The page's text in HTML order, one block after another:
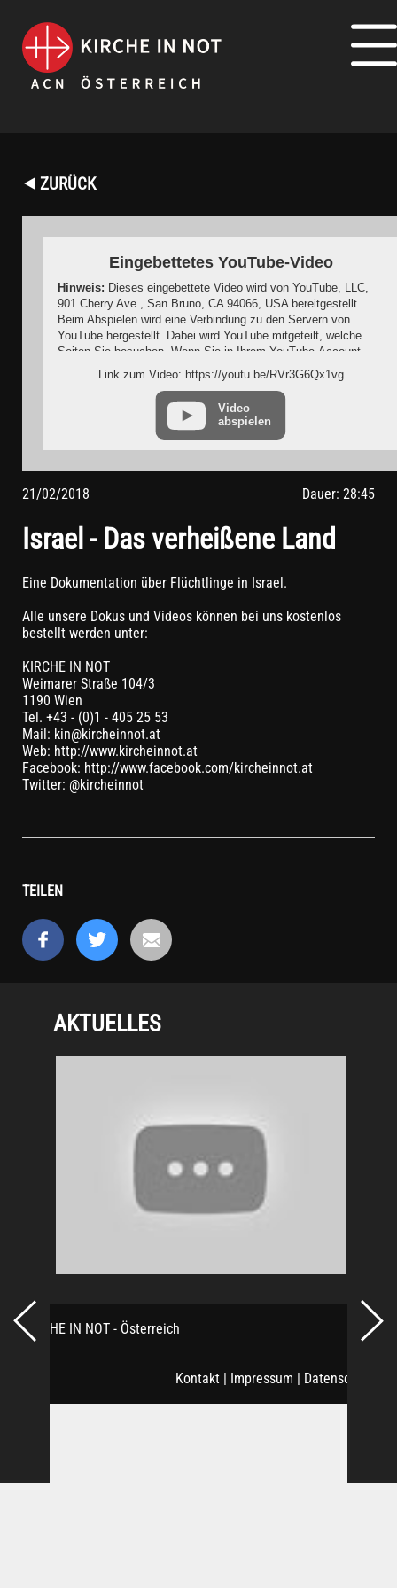
⯇ ZURÜCK
Eingebettetes YouTube-Video
Hinweis: Dieses eingebettete Video wird von YouTube, LLC,
901 Cherry Ave., San Bruno, CA 94066, USA bereitgestellt.
Beim Abspielen wird eine Verbindung zu den Servern von
YouTube hergestellt. Dabei wird YouTube mitgeteilt, welche
Seiten Sie besuchen. Wenn Sie in Ihrem YouTube-Account
eingeloggt sind, kann YouTube Ihr Surfverhalten Ihnen
persönlich zuzuordnen. Dies verhindern Sie, indem Sie sich
vorher aus Ihrem YouTube-Account ausloggen.
Wird ein YouTube-Video gestartet, setzt der Anbieter Cookies
ein, die Hinweise über das Nutzerverhalten sammeln.
Wer das Speichern von Cookies für das Google-Ads-Programm
deaktiviert hat, wird auch beim Anschauen von YouTube-
Videos mit keinen solchen Cookies rechnen müssen. YouTube
Nutzungsinformationen ab. Möchten Sie dies verhindern, so
müssen Sie das Speichern von Cookies im Browser blockieren.
Weitere Informationen zum Datenschutz bei „YouTube“ finden
Sie in der Datenschutzerklärung des Anbieters unter:
https://www.google.de/intl/de/policies/privacy/
Link zum Video: https://youtu.be/RVr3G6Qx1vg
Video
abspielen
21/02/2018 Dauer: 28:45
Israel - Das verheißene Land
Eine Dokumentation über Flüchtlinge in Israel.
Alle unsere Dokus und Videos können bei uns kostenlos
bestellt werden unter:
KIRCHE IN NOT
Weimarer Straße 104/3
1190 Wien
Tel. +43 - (0)1 - 405 25 53
Mail: kin@kircheinnot.at
Web: http://www.kircheinnot.at
Facebook: http://www.facebook.com/kircheinnot.at
Twitter: @kircheinnot
TEILEN
AKTUELLES
KIRCHE IN NOT - Österreich
Kontakt | Impressum | Datenschutz